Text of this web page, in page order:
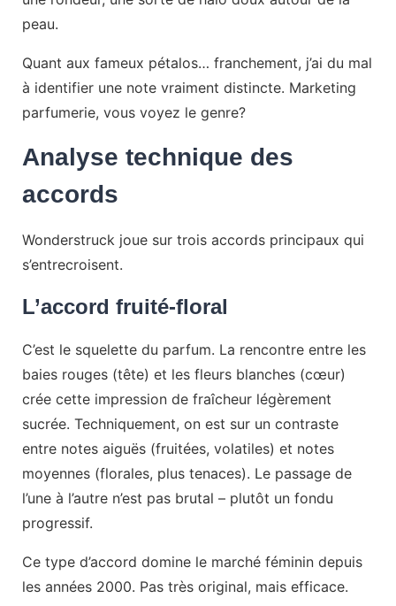
peau.
Quant aux fameux pétalos… franchement, j’ai du mal
à identifier une note vraiment distincte. Marketing
parfumerie, vous voyez le genre?
Analyse technique des
accords
Wonderstruck joue sur trois accords principaux qui
s’entrecroisent.
L’accord fruité-floral
C’est le squelette du parfum. La rencontre entre les
baies rouges (tête) et les fleurs blanches (cœur)
crée cette impression de fraîcheur légèrement
sucrée. Techniquement, on est sur un contraste
entre notes aiguës (fruitées, volatiles) et notes
moyennes (florales, plus tenaces). Le passage de
l’une à l’autre n’est pas brutal – plutôt un fondu
progressif.
Ce type d’accord domine le marché féminin depuis
les années 2000. Pas très original, mais efficace.